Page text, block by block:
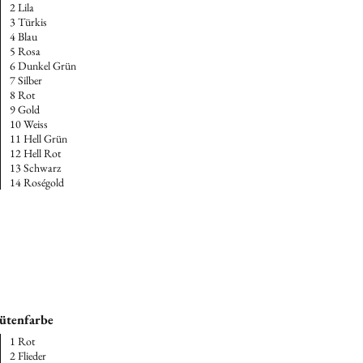
2 Lila
3 Türkis
4 Blau
5 Rosa
6 Dunkel Grün
7 Silber
8 Rot
9 Gold
10 Weiss
11 Hell Grün
12 Hell Rot
13 Schwarz
14 Roségold
1 Rot
2 Flieder